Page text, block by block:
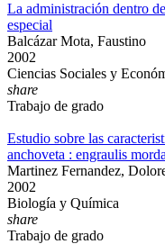
La administración dentro
especial
Balcázar Mota, Faustino
2002
Ciencias Sociales y
share
Trabajo de grado
Estudio sobre las
anchoveta : engraulis
Martinez Fernandez,
2002
Biología y Química
share
Trabajo de grado